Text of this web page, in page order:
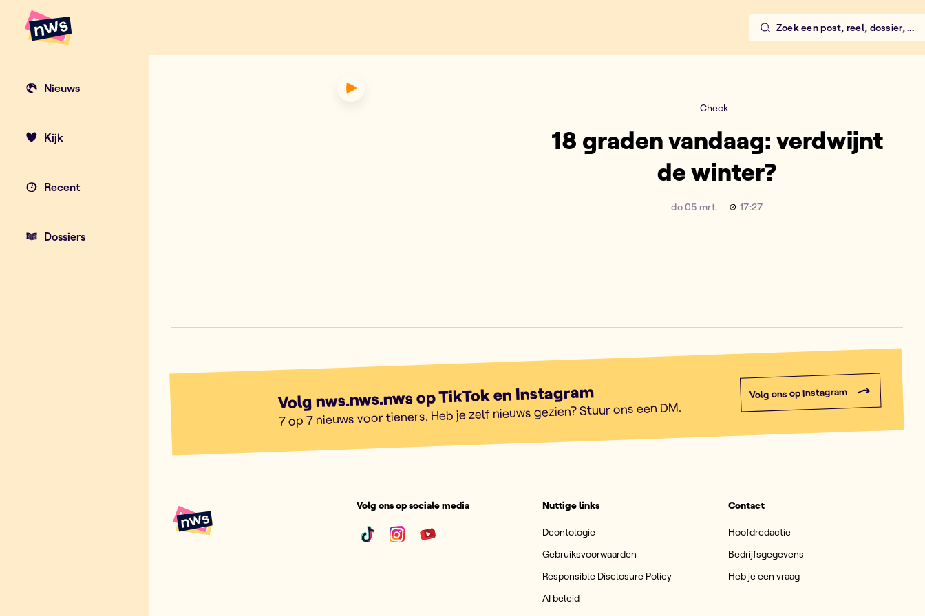
Zoek een post, reel, dossier, ...
Nieuws
Kijk
Recent
Dossiers
18 graden vandaag: verdwijnt de winter?
Check
18 graden vandaag: verdwijnt
de winter?
do 05 mrt. 17:27
Volg nws.nws.nws op TikTok en Instagram
7 op 7 nieuws voor tieners. Heb je zelf nieuws gezien? Stuur ons een DM.
Volg ons op Instagram
Volg ons op sociale media Nuttige links
Deontologie
Gebruiksvoorwaarden
Responsible Disclosure Policy
AI beleid
Contact
Hoofdredactie
Bedrijfsgegevens
Heb je een vraag